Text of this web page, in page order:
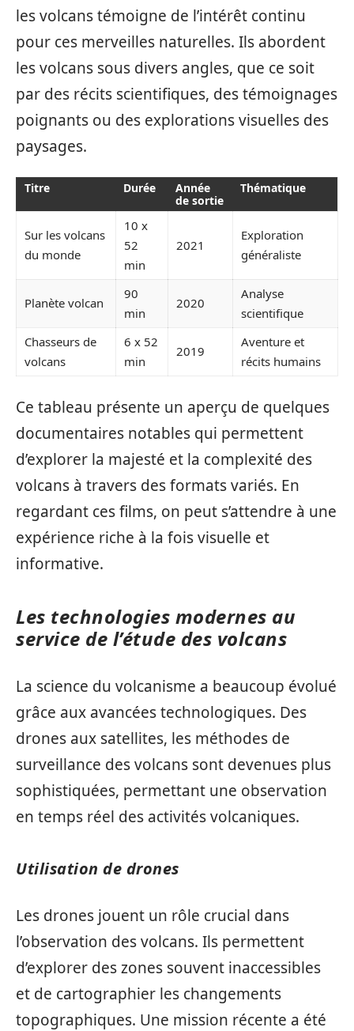
les volcans témoigne de l’intérêt continu
pour ces merveilles naturelles. Ils abordent
les volcans sous divers angles, que ce soit
par des récits scientifiques, des témoignages
poignants ou des explorations visuelles des
paysages.
Titre Durée
Année
de sortie
Thématique
Sur les volcans
du monde
10 x
52
min
2021
Exploration
généraliste
Planète volcan
90
min
2020
Analyse
scientifique
Chasseurs de
volcans
6 x 52
min
2019
Aventure et
récits humains
Ce tableau présente un aperçu de quelques
documentaires notables qui permettent
d’explorer la majesté et la complexité des
volcans à travers des formats variés. En
regardant ces films, on peut s’attendre à une
expérience riche à la fois visuelle et
informative.
Les technologies modernes au
service de l’étude des volcans
La science du volcanisme a beaucoup évolué
grâce aux avancées technologiques. Des
drones aux satellites, les méthodes de
surveillance des volcans sont devenues plus
sophistiquées, permettant une observation
en temps réel des activités volcaniques.
Utilisation de drones
Les drones jouent un rôle crucial dans
l’observation des volcans. Ils permettent
d’explorer des zones souvent inaccessibles
et de cartographier les changements
topographiques. Une mission récente a été